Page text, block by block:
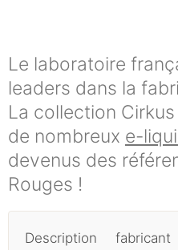
Le laboratoire
leaders dans la
La collection
de nombreux e-
devenus des
Rouges !
Description